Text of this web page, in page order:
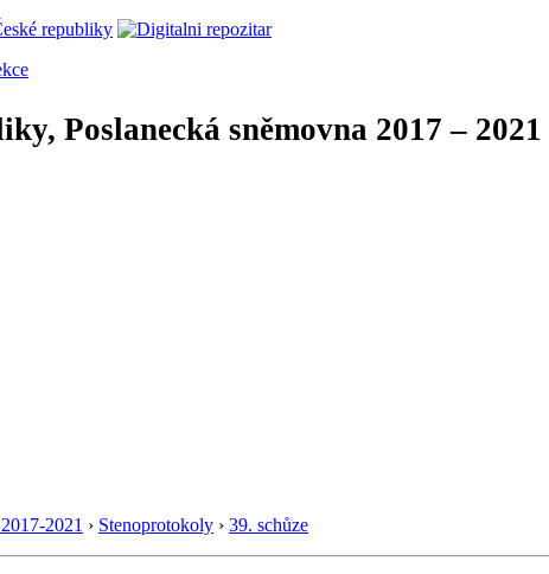
Poslanecká sněmovna 2017 – 2021
2021 › Stenoprotokoly › 39. schůze